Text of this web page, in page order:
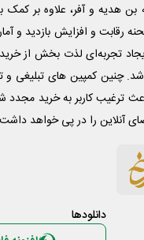
بن هدیه و آفر، علاوه بر
رقابت و افزایش بازدید و
تجربه‌ای لذت بخش از
چنین کمپین های تبلیغی
ترغیب کاربر به خرید مجدد
آنلاین را در پی خواهد
دانلود‌ها